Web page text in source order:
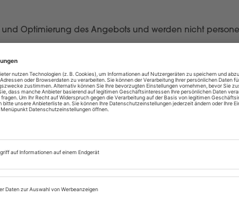
Optimierung des Angebots und werden nicht
mit folgenden Aufgaben betraut: